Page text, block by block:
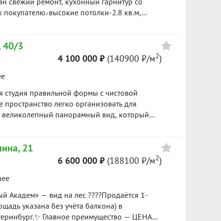
161800 ₽/м²
покупателю.-высокие потолки-2.8 кв.м,
является плюсом для ценителей работать из
Идеальное месторасположение дома
аренду. В шаговой доступности ТЦ
детские сады, школы, остановки
собственник, квартира
в нашей базе: 2262
40/3
4 100 000 ₽ (140900 ₽/м2)
студия правильной формы с чистовой
легко организовать для
панорамный вид, который
квартиры: правильная и
вид из окна; современный жилой комплекс.
Академического района; развитая
магазины, кафе, аптеки и спортивные
просторная парковка для жителей и гостей.
для собственного проживания, так и для
отвечу на все вопросы и организую
21
6 600 000 ₽ (188100 ₽/м2)
Академ» — вид на лес ????Продаётся 1-
указана без учёта балкона) в
Главное преимущество — ЦЕНА